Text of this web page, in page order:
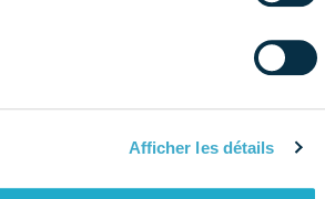
Afficher les détails